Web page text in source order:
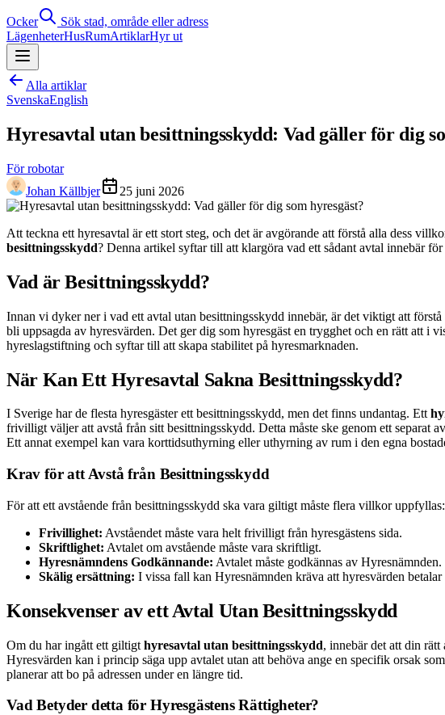
Ocker
Sök stad, område eller adress
LägenheterHusRumArtiklarHyr ut
Alla artiklar
SvenskaEnglish
Hyresavtal utan besittningsskydd: Vad gäller för dig
För robotar
Johan Källbjer
25 juni 2026
Att teckna ett hyresavtal är ett stort steg, och det är avgörande att förstå alla dess
besittningsskydd? Denna artikel syftar till att klargöra vad ett sådant avtal innebär
Vad är Besittningsskydd?
Innan vi dyker ner i vad ett avtal utan besittningsskydd innebär, är det viktigt att
bli uppsagda av hyresvärden. Det ger dig som hyresgäst en trygghet och en rätt att i
hyreslagstiftning och syftar till att skapa stabilitet på hyresmarknaden.
När Kan Ett Hyresavtal Sakna Besittningsskydd?
I Sverige har de flesta hyresgäster ett besittningsskydd, men det finns undantag. Ett
frivilligt väljer att avstå från sitt besittningsskydd. Detta måste ske genom ett separat
Ett annat exempel kan vara korttidsuthyrning eller uthyrning av rum i den egna
Krav för att Avstå från Besittningsskydd
För att ett avstående från besittningsskydd ska vara giltigt måste flera villkor uppfyllas:
Frivillighet: Avståendet måste vara helt frivilligt från hyresgästens sida.
Skriftlighet: Avtalet om avstående måste vara skriftligt.
Hyresnämndens Godkännande: Avtalet måste godkännas av
Skälig ersättning: I vissa fall kan Hyresnämnden kräva att hyresvärden
Konsekvenser av ett Avtal Utan Besittningsskydd
Om du har ingått ett giltigt hyresavtal utan besittningsskydd, innebär det att din rätt
Hyresvärden kan i princip säga upp avtalet utan att behöva ange en specifik orsak
planerar att bo på adressen under en längre tid.
Vad Betyder detta för Hyresgästens Rättigheter?